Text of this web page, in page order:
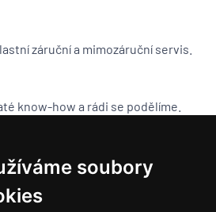
soubory
záruční a mimozáruční servis.
know-how a rádi se podělíme.